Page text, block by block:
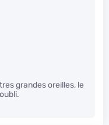
grandes oreilles, le